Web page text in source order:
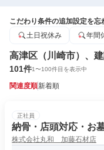
こだわり条件の追加設定を忘
土日祝休み
年間
高津区（川崎市）、
101件1〜100件目を表示中
関連度順新着順
正社員
納骨・店頭対応・お
株式会社丸和 加藤石材店